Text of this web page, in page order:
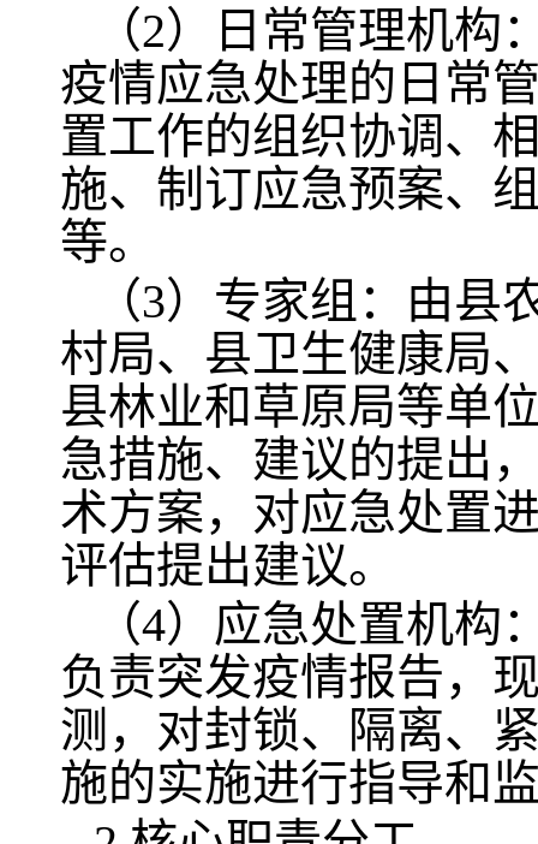
（2）日常管理机
疫情应急处理的日常
置工作的组织协调、
施、制订应急预案、
等。
（3）专家组：由
村局、县卫生健康局
县林业和草原局等单
急措施、建议的提出
术方案，对应急处置
评估提出建议。
（4）应急处置机
负责突发疫情报告，
测，对封锁、隔离、
施的实施进行指导和